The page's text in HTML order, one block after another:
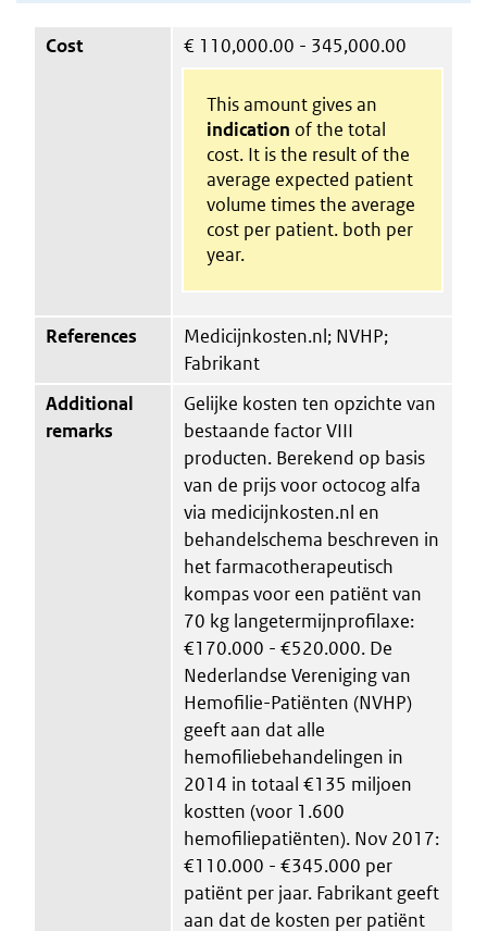
Cost € 110,000.00 - 345,000.00
This amount gives an
indication of the total
cost. It is the result of the
average expected patient
volume times the average
cost per patient. both per
year.
References
Medicijnkosten.nl; NVHP;
Fabrikant
Additional
remarks
Gelijke kosten ten opzichte van
bestaande factor VIII
producten. Berekend op basis
van de prijs voor octocog alfa
via medicijnkosten.nl en
behandelschema beschreven in
het farmacotherapeutisch
kompas voor een patiënt van
70 kg langetermijnprofilaxe:
€170.000 - €520.000. De
Nederlandse Vereniging van
Hemofilie-Patiënten (NVHP)
geeft aan dat alle
hemofiliebehandelingen in
2014 in totaal €135 miljoen
kostten (voor 1.600
hemofiliepatiënten). Nov 2017:
€110.000 - €345.000 per
patiënt per jaar. Fabrikant geeft
aan dat de kosten per patiënt